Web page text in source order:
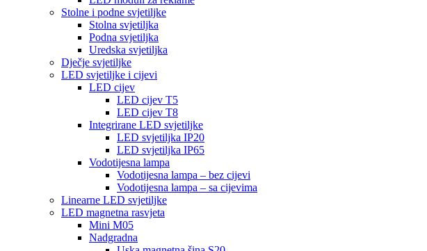
Stolne i podne svjetiljke
Stolna svjetiljka
Podna svjetiljka
Uredska svjetiljka
Dječje svjetiljke
LED svjetiljke i cijevi
LED cijev
LED cijev T5
LED cijev T8
Integrirane LED svjetiljke
LED svjetiljka IP20
LED svjetiljka IP65
Vodotijesna lampa
Vodotijesna lampa – bez cijevi
Vodotijesna lampa – sa cijevima
Linearne LED svjetiljke
LED magnetna rasvjeta
Mini M05
Nadgradna